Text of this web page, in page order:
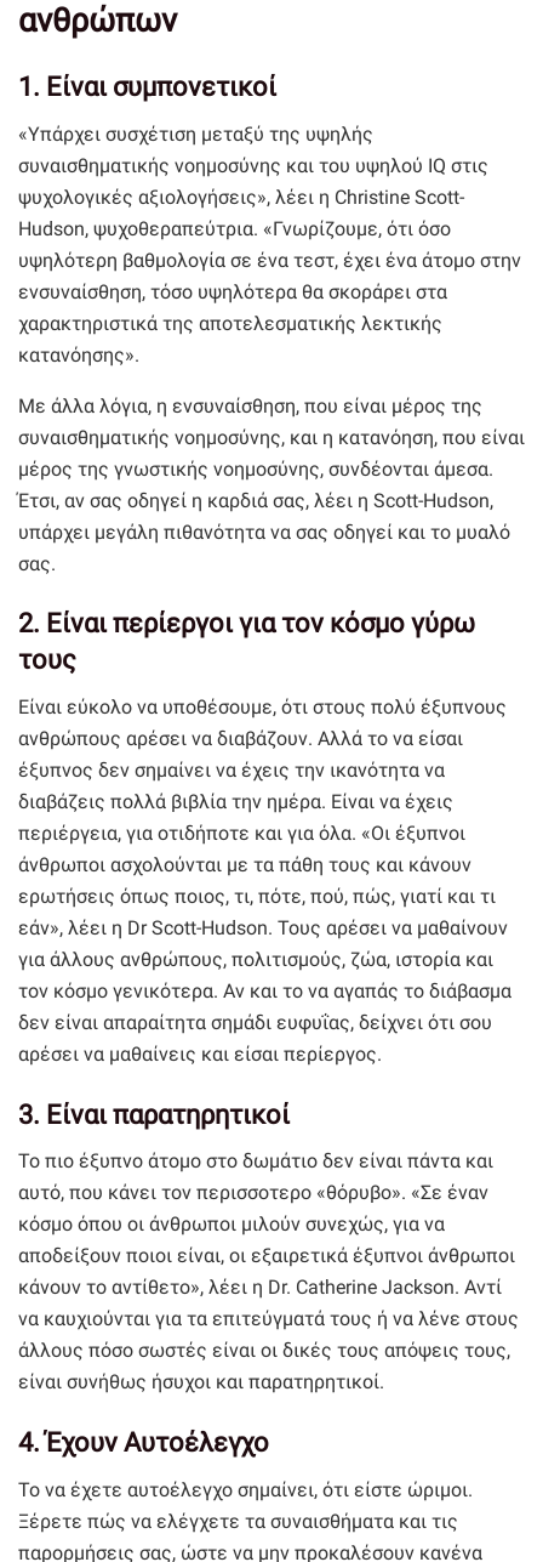
ανθρώπων
1. Είναι συμπονετικοί
«Υπάρχει συσχέτιση μεταξύ της υψηλής
συναισθηματικής νοημοσύνης και του υψηλού IQ στις
ψυχολογικές αξιολογήσεις», λέει η Christine Scott-
Hudson, ψυχοθεραπεύτρια. «Γνωρίζουμε, ότι όσο
υψηλότερη βαθμολογία σε ένα τεστ, έχει ένα άτομο στην
ενσυναίσθηση, τόσο υψηλότερα θα σκοράρει στα
χαρακτηριστικά της αποτελεσματικής λεκτικής
κατανόησης».
Με άλλα λόγια, η ενσυναίσθηση, που είναι μέρος της
συναισθηματικής νοημοσύνης, και η κατανόηση, που είναι
μέρος της γνωστικής νοημοσύνης, συνδέονται άμεσα.
Έτσι, αν σας οδηγεί η καρδιά σας, λέει η Scott-Hudson,
υπάρχει μεγάλη πιθανότητα να σας οδηγεί και το μυαλό
σας.
2. Είναι περίεργοι για τον κόσμο γύρω
τους
Είναι εύκολο να υποθέσουμε, ότι στους πολύ έξυπνους
ανθρώπους αρέσει να διαβάζουν. Αλλά το να είσαι
έξυπνος δεν σημαίνει να έχεις την ικανότητα να
διαβάζεις πολλά βιβλία την ημέρα. Είναι να έχεις
περιέργεια, για οτιδήποτε και για όλα. «Οι έξυπνοι
άνθρωποι ασχολούνται με τα πάθη τους και κάνουν
ερωτήσεις όπως ποιος, τι, πότε, πού, πώς, γιατί και τι
εάν», λέει η Dr Scott-Hudson. Τους αρέσει να μαθαίνουν
για άλλους ανθρώπους, πολιτισμούς, ζώα, ιστορία και
τον κόσμο γενικότερα. Αν και το να αγαπάς το διάβασμα
δεν είναι απαραίτητα σημάδι ευφυΐας, δείχνει ότι σου
αρέσει να μαθαίνεις και είσαι περίεργος.
3. Είναι παρατηρητικοί
Το πιο έξυπνο άτομο στο δωμάτιο δεν είναι πάντα και
αυτό, που κάνει τον περισσοτερο «θόρυβο». «Σε έναν
κόσμο όπου οι άνθρωποι μιλούν συνεχώς, για να
αποδείξουν ποιοι είναι, οι εξαιρετικά έξυπνοι άνθρωποι
κάνουν το αντίθετο», λέει η Dr. Catherine Jackson. Αντί
να καυχιούνται για τα επιτεύγματά τους ή να λένε στους
άλλους πόσο σωστές είναι οι δικές τους απόψεις τους,
είναι συνήθως ήσυχοι και παρατηρητικοί.
4. Έχουν Αυτοέλεγχο
Το να έχετε αυτοέλεγχο σημαίνει, ότι είστε ώριμοι.
Ξέρετε πώς να ελέγχετε τα συναισθήματα και τις
παρορμήσεις σας, ώστε να μην προκαλέσουν κανένα